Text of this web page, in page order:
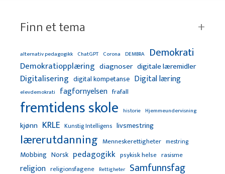
Finn et tema
alternativ pedagogikk ChatGPT Corona DEMBRA Demokrati
Demokratiopplæring diagnoser digitale læremidler
Digitalisering digital kompetanse Digital læring
elevdemokrati fagfornyelsen frafall
fremtidens skole historie Hjemmeundervisning
kjønn KRLE Kunstig Intelligens livsmestring
lærerutdanning Menneskerettigheter mestring
Mobbing Norsk pedagogikk psykisk helse rasisme
religion religionsfagene Rettigheter Samfunnsfag